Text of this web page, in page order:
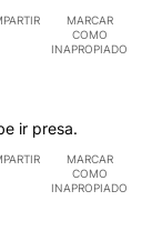
MARCAR
COMO
INAPROPIADO
ir presa.
MARCAR
COMO
INAPROPIADO